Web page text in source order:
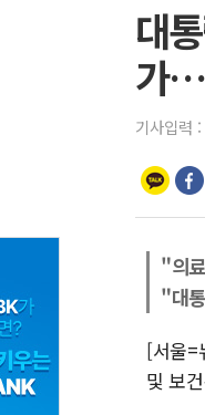
대
가
기사입력 :
"의
"대
[서울=
및 보